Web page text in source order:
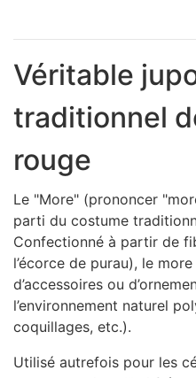
Véritable
traditionnel
rouge
Le "More" (prononcer
parti du costume
Confectionné à partir de
l’écorce de purau), le
d’accessoires ou
l’environnement naturel
coquillages, etc.).
Utilisé autrefois pour les